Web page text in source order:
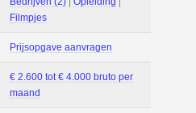
DETECTIVE
Overzicht